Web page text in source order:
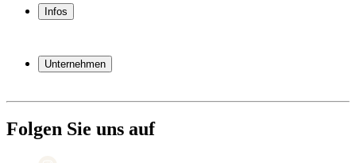
Weinregal
Weinmöbel
Infos
Garantie
Bezahlung
Rückgabe
Unternehmen
Black Friday
Singles Day
Folgen Sie uns auf